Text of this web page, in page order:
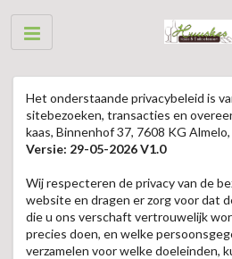
Het onderstaande privacybeleid is
sitebezoeken, transacties en
kaas, Binnenhof 37, 7608 KG
Versie: 29-05-2026 V1.0
Wij respecteren de privacy van de
website en dragen er zorg voor dat
die u ons verschaft vertrouwelijk
precies doen, en welke
verzamelen voor welke doeleinden,